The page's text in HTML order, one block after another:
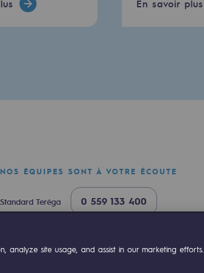
En savoir plus
NOS ÉQUIPES SONT À VOTRE ÉCOUTE
Standard Teréga 0 559 133 400
analyze site usage, and assist in our marketing efforts.